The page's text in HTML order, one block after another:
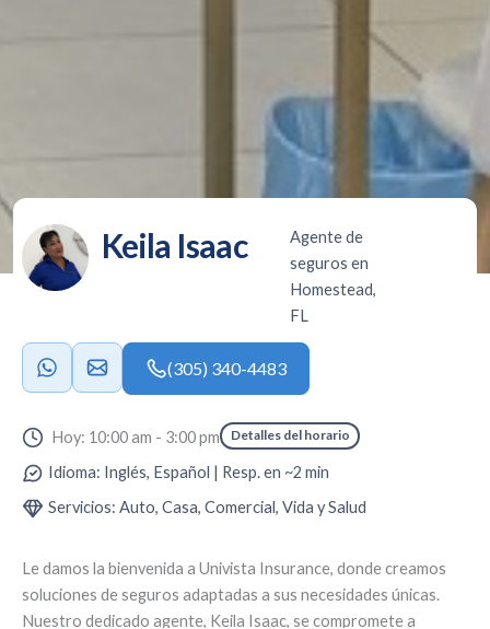
Keila Isaac
Agente de
seguros en
Homestead,
FL
(305) 340-4483
Le damos la bienvenida a Univista Insurance, donde creamos
soluciones de seguros adaptadas a sus necesidades únicas.
Nuestro dedicado agente, Keila Isaac, se compromete a
Hoy: 10:00 am - 3:00 pm Detalles del horario
Idioma: Inglés, Español | Resp. en ~2 min
Servicios: Auto, Casa, Comercial, Vida y Salud